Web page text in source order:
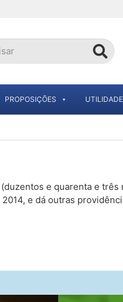
PROPOSIÇÕES
e quarenta e três
e dá outras